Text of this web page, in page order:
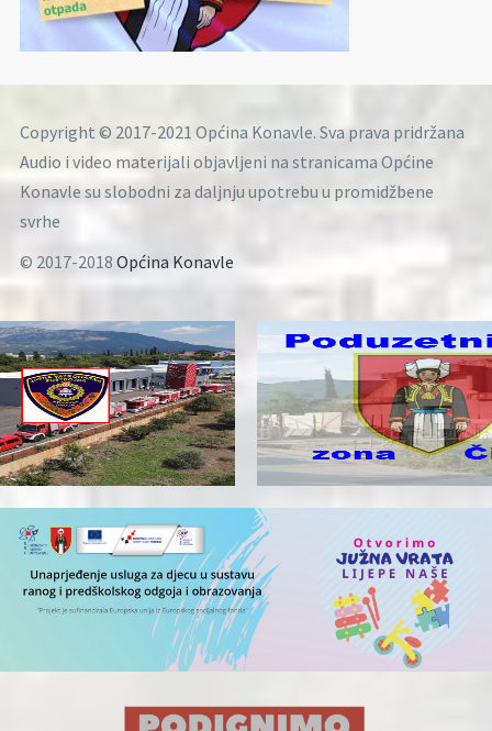
Copyright © 2017-2021 Općina Konavle. Sva prava pridržana
Audio i video materijali objavljeni na stranicama Općine
Konavle su slobodni za daljnju upotrebu u promidžbene
svrhe
© 2017-2018 Općina Konavle